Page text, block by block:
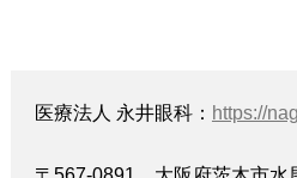
医療法人 永井眼科： https://